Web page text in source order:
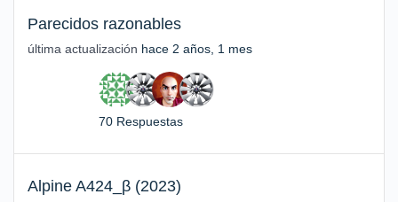
Parecidos razonables
última actualización hace 2 años, 1 mes
70 Respuestas
Alpine A424_β (2023)